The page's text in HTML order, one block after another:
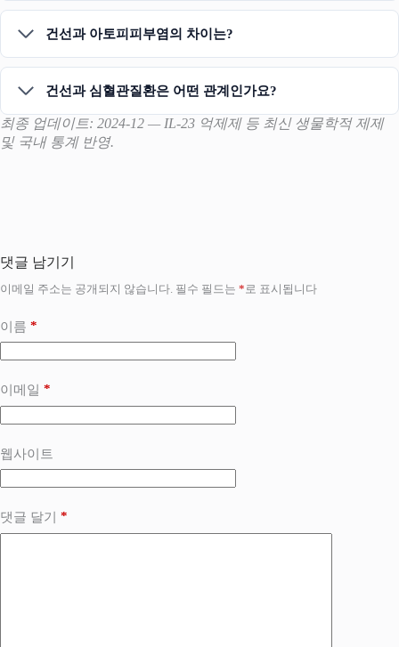
건선과 아토피피부염의 차이는?
건선과 심혈관질환은 어떤 관계인가요?
최종 업데이트: 2024-12 — IL-23 억제제 등 최신 생물학적 제제
및 국내 통계 반영.
댓글 남기기
이메일 주소는 공개되지 않습니다. 필수 필드는 * 로 표시됩니다
이름 *
이메일 *
웹사이트
댓글 달기 *